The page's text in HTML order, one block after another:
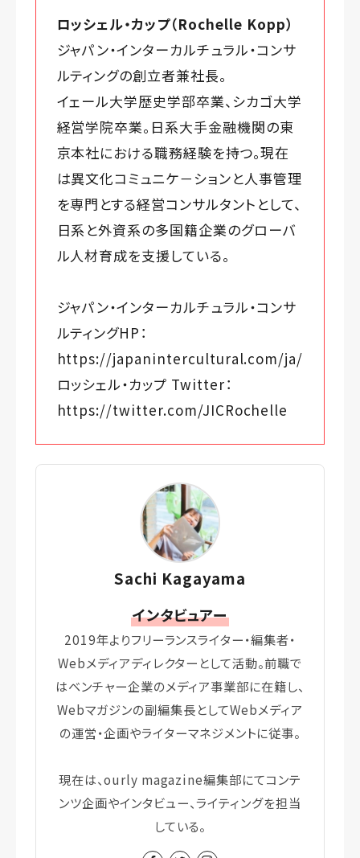
ロッシェル・カップ（Rochelle Kopp）
ジャパン・インターカルチュラル・コンサ
ルティングの創立者兼社長。
イェール大学歴史学部卒業、シカゴ大学
経営学院卒業。日系大手金融機関の東
京本社における職務経験を持つ。現在
は異文化コミュニケ－ションと人事管理
を専門とする経営コンサルタントとして、
日系と外資系の多国籍企業のグローバ
ル人材育成を支援している。
ジャパン・インターカルチュラル・コンサ
ルティングHP：
https://japanintercultural.com/ja/
ロッシェル・カップ Twitter：
https://twitter.com/JICRochelle
Sachi Kagayama
インタビュアー
2019年よりフリーランスライター・編集者・
Webメディアディレクターとして活動。前職で
はベンチャー企業のメディア事業部に在籍し、
Webマガジンの副編集長としてWebメディア
の運営・企画やライターマネジメントに従事。
現在は、ourly magazine編集部にてコンテ
ンツ企画やインタビュー、ライティングを担当
している。